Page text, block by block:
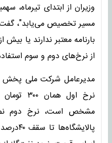
وزیران از ابتدای تیرماه،
مسیر تخصیص می‌یابد"، گفت:
بارنامه معتبر ندارند یا
از نرخ‌های دوم و سوم
مدیرعامل شرکت ملی پخش
نرخ اول
مشخص است، نرخ دوم